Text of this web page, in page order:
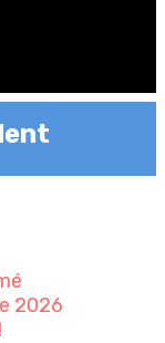
2026